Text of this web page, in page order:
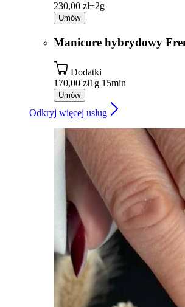
230,00 zł+2g
Umów
Manicure hybrydowy
Dodatki
170,00 zł1g 15min
Umów
Odkryj więcej usług